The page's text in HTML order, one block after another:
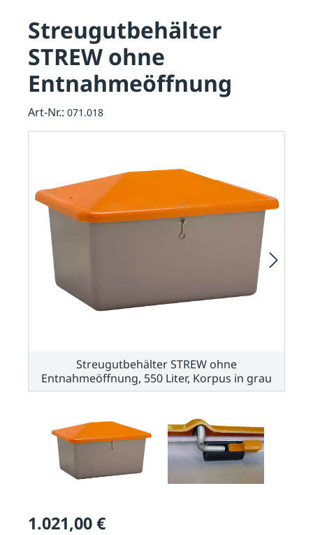
1.021,00 €
Streugutbehälter
STREW ohne
Entnahmeöffnung
Art-Nr.: 071.018
Streugutbehälter STREW ohne
Entnahmeöffnung, 550 Liter, Korpus in grau